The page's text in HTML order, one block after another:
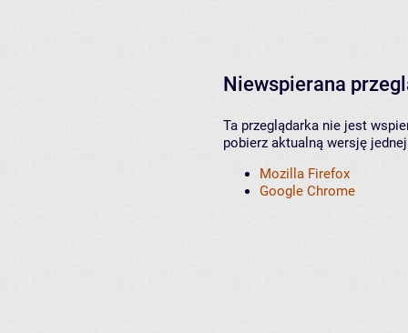
Niewspierana
Ta przeglądarka nie jest
pobierz aktualną wersję
Mozilla Firefox
Google Chrome